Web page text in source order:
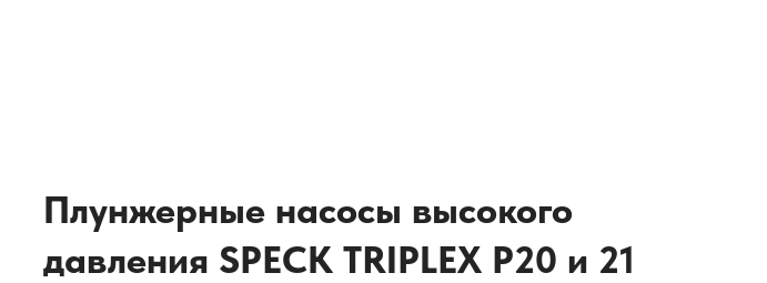
Плунжерные насосы высокого
давления SPECK TRIPLEX P20 и 21